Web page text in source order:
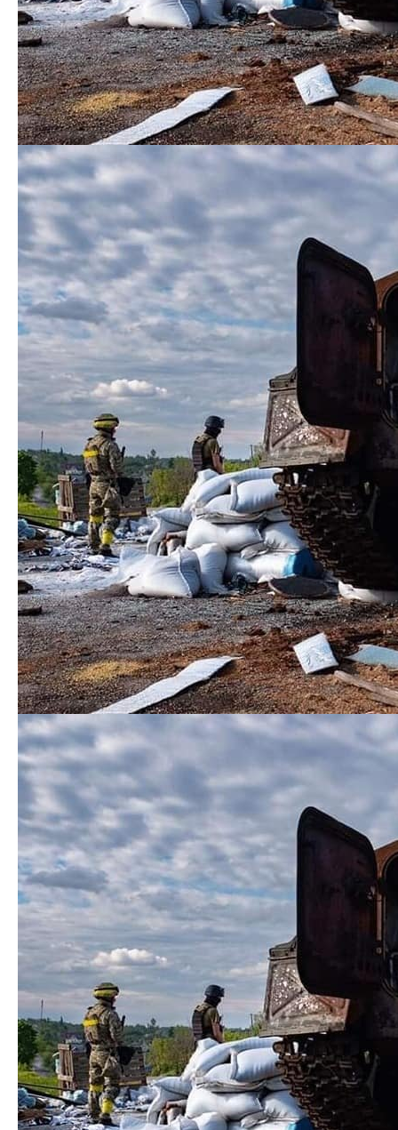
На Донецькому напрямкуворог не припиняє
вогневе ураження позицій наших військ вздовж лінії
зіткнення із зосередженням основних зусиль на
Сєверодонецькому та Бахмутському напрямках.
На Лиманському напрямкуактивних наступальних
дій не відзначено. Окупанти обстріляли із ствольної
артилерії район Стародубівки.
На Сєвєродонецькому напрямку
застосовував артилерію та реактивні системи
залпового вогню в районах населених пунктів
Сєверодонецьк, Лисичанськ, Устинівка, Лоскутівка,
Метьолкіне та Борівське. Завдав авіаційного удару
по Лоскутівці.
На Бахмутському напрямкуросійські окупанти
обстріляли із артилерії райони населених пунктів
Нью-Йорк, Зайцеве, Покровське, Нова Кам’янка,
Яковлівка, Берестове, Миколаївка та Новоіванівка.
Завдали авіаудару парою вертольотів Ка-52 по
мирному населеному пункту Яковлівка. Наші воїни
знову успішно відбили штурмові дії противника в
напрямку Берестового.
На Авдіївському, Курахівському,
Новопавлівському та Запорізькому напрямках
противник намагався вести штурмові дії з метою
недопущення перекидання наших військ на інші
напрямки. Здійснив обстріли із мінометів, ствольної
артилерії та реактивних систем залпового вогню в
районах населених пунктів Мар’їнка,
Новомихайлівка, Залізничне, Гуляйполе та Чарівне.
На Південнобузькому напрямкуобстановка
суттєвих змін не зазнала. Ворог продовжує
зосереджувати зусилля на утриманні займаних
рубежів та вдосконаленні інженерного обладнання
позицій.
Застосував ствольної та реактивну артилерію в
районах населених пунктів Осокорівка, Добрянка,
Тополине, Князівка, Мурахівка, Червона Долина,
Зоря, Котляреве, Новомиколаївка, Степова Долина,
Таврійське, Лимани та Олександрівка.
Ворог підтримує у готовності до застосування три
носії високоточної зброї сумарним залпом до 20